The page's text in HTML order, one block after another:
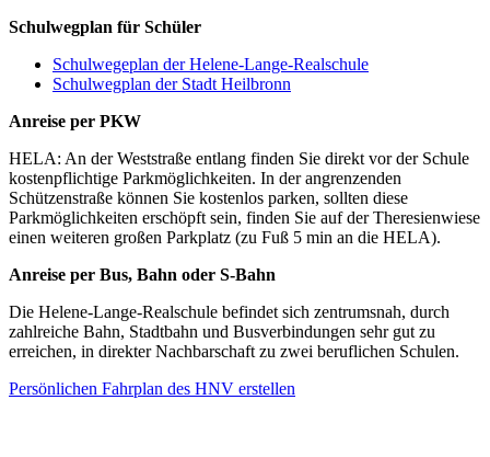
Schulwegplan für Schüler
Schulwegeplan der Helene-Lange-Realschule
Schulwegplan der Stadt Heilbronn
Anreise per PKW
HELA: An der Weststraße entlang finden Sie direkt vor der Schule
kostenpflichtige Parkmöglichkeiten. In der angrenzenden
Schützenstraße können Sie kostenlos parken, sollten diese
Parkmöglichkeiten erschöpft sein, finden Sie auf der Theresienwiese
einen weiteren großen Parkplatz (zu Fuß 5 min an die HELA).
Anreise per Bus, Bahn oder S-Bahn
Die Helene-Lange-Realschule befindet sich zentrumsnah, durch
zahlreiche Bahn, Stadtbahn und Busverbindungen sehr gut zu
erreichen, in direkter Nachbarschaft zu zwei beruflichen Schulen.
Persönlichen Fahrplan des HNV erstellen